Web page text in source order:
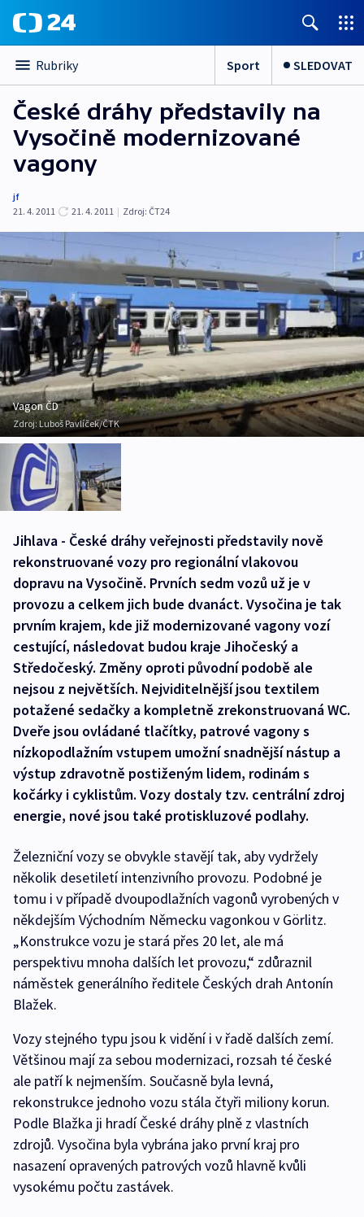
Rubriky Sport SLEDOVAT
České dráhy představily na
Vysočině modernizované
vagony
jf
21. 4. 2011
21. 4. 2011 | Zdroj: ČT24
Vagon ČD
Zdroj: Luboš Pavlíček/ČTK
Jihlava - České dráhy veřejnosti představily nově
rekonstruované vozy pro regionální vlakovou
dopravu na Vysočině. Prvních sedm vozů už je v
provozu a celkem jich bude dvanáct. Vysočina je tak
prvním krajem, kde již modernizované vagony vozí
cestující, následovat budou kraje Jihočeský a
Středočeský. Změny oproti původní podobě ale
nejsou z největších. Nejviditelnější jsou textilem
potažené sedačky a kompletně zrekonstruovaná WC.
Dveře jsou ovládané tlačítky, patrové vagony s
nízkopodlažním vstupem umožní snadnější nástup a
výstup zdravotně postiženým lidem, rodinám s
kočárky i cyklistům. Vozy dostaly tzv. centrální zdroj
energie, nové jsou také protiskluzové podlahy.
Železniční vozy se obvykle stavějí tak, aby vydržely
několik desetiletí intenzivního provozu. Podobné je
tomu i v případě dvoupodlažních vagonů vyrobených v
někdejším Východním Německu vagonkou v Görlitz.
„Konstrukce vozu je stará přes 20 let, ale má
perspektivu mnoha dalších let provozu,“ zdůraznil
náměstek generálního ředitele Českých drah Antonín
Blažek.
Vozy stejného typu jsou k vidění i v řadě dalších zemí.
Většinou mají za sebou modernizaci, rozsah té české
ale patří k nejmenším. Současně byla levná,
rekonstrukce jednoho vozu stála čtyři miliony korun.
Podle Blažka ji hradí České dráhy plně z vlastních
zdrojů. Vysočina byla vybrána jako první kraj pro
nasazení opravených patrových vozů hlavně kvůli
vysokému počtu zastávek.